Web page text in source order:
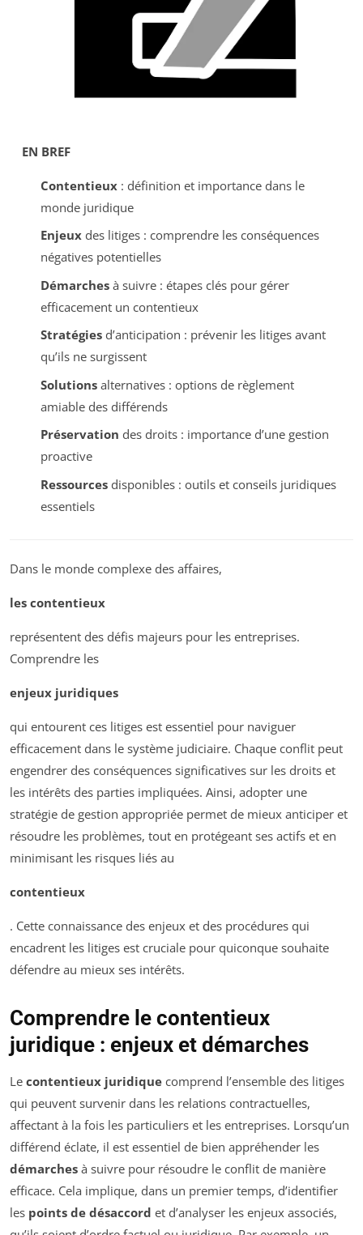
EN BREF
Contentieux: définition et importance dans le
monde juridique
Enjeuxdes litiges : comprendre les conséquences
négatives potentielles
Démarchesà suivre : étapes clés pour gérer
efficacement un contentieux
Stratégiesd’anticipation : prévenir les litiges avant
qu’ils ne surgissent
Solutionsalternatives : options de règlement
amiable des différends
Préservation des droits : importance d’une gestion
proactive
Ressourcesdisponibles : outils et conseils juridiques
essentiels
Dans le monde complexe des affaires,
les contentieux
représentent des défis majeurs pour les entreprises.
Comprendre les
enjeux juridiques
qui entourent ces litiges est essentiel pour naviguer
efficacement dans le système judiciaire. Chaque conflit peut
engendrer des conséquences significatives sur les droits et
les intérêts des parties impliquées. Ainsi, adopter une
stratégie de gestion appropriée permet de mieux anticiper et
résoudre les problèmes, tout en protégeant ses actifs et en
minimisant les risques liés au
contentieux
. Cette connaissance des enjeux et des procédures qui
encadrent les litiges est cruciale pour quiconque souhaite
défendre au mieux ses intérêts.
Comprendre le contentieux
juridique : enjeux et démarches
Le contentieux juridique comprend l’ensemble des litiges
qui peuvent survenir dans les relations contractuelles,
affectant à la fois les particuliers et les entreprises. Lorsqu’un
différend éclate, il est essentiel de bien appréhender les
démarches à suivre pour résoudre le conflit de manière
efficace. Cela implique, dans un premier temps, d’identifier
les points de désaccord et d’analyser les enjeux associés,